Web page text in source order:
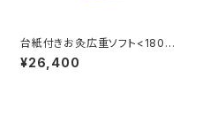
台紙付きお灸広重ソフト<180壮
>×12箱
¥26,400